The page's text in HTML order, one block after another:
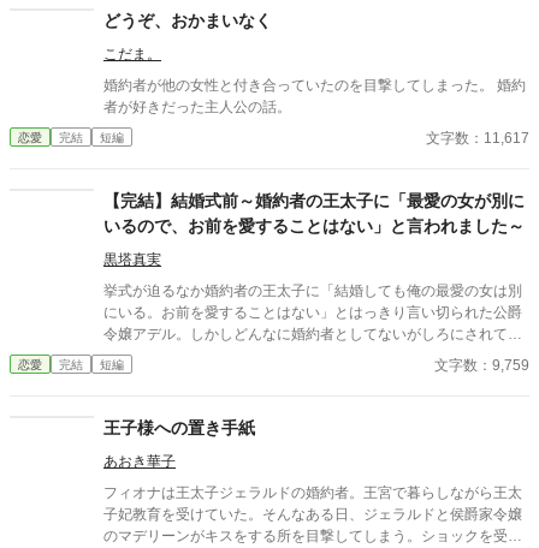
なり、美しく成長した妻を前に、ハイドランジアは、心が揺ら
ぐ。 自分への恋心を忘れてしまったとしても、これ程までに思っ
てくれていたのなら、また、愛を育めるのではないのか？ 様々な
人間の思いが交錯し、物語は、思わぬ方向へと進んでいく。
どうぞ、おかまいなく
こだま。
婚約者が他の女性と付き合っていたのを目撃してしまった。 婚約
者が好きだった主人公の話。
恋愛 完結 短編 文字数：11,617
【完結】結婚式前～婚約者の王太子に「最愛の女が別に
いるので、お前を愛することはない」と言われました～
黒塔真実
挙式が迫るなか婚約者の王太子に「結婚しても俺の最愛の女は別
にいる。お前を愛することはない」とはっきり言い切られた公爵
令嬢アデル。しかしどんなに婚約者としてないがしろにされても
女性としての誇りを傷つけられても彼女は平気だった。なぜなら
大切な「心の拠り所」があるから……。しかし、王立学園の卒業
を受けるのだった―― ※神視点。■なろうにも別タイトルで重
複投稿←【ジャンル日間4位】。
恋愛 完結 短編 文字数：9,759
王子様への置き手紙
あおき華子
フィオナは王太子ジェラルドの婚約者。王宮で暮らしながら王太
子妃教育を受けていた。そんなある日、ジェラルドと侯爵家令嬢
のマデリーンがキスをする所を目撃してしまう。ショックを受け